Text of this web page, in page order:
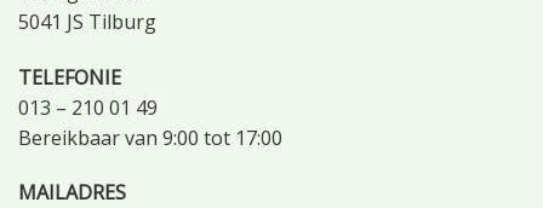
5041 JS Tilburg
TELEFONIE
013 – 210 01 49
Bereikbaar van 9:00 tot 17:00
MAILADRES